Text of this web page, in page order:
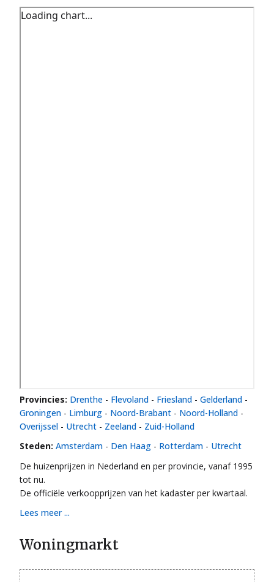
Provincies: Drenthe - Flevoland - Friesland - Gelderland -
Groningen - Limburg - Noord-Brabant - Noord-Holland -
Overijssel - Utrecht - Zeeland - Zuid-Holland
Steden: Amsterdam - Den Haag - Rotterdam - Utrecht
De huizenprijzen in Nederland en per provincie, vanaf 1995
tot nu.
De officiële verkoopprijzen van het kadaster per kwartaal.
Lees meer ...
Woningmarkt